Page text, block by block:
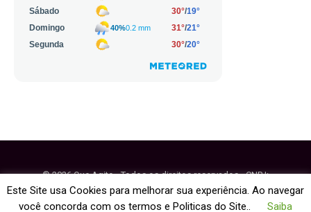
© 2026 Que Agito - Todos os direitos reservados - CNPJ:
64.884.270/0001-95
Este Site usa Cookies para melhorar sua experiência. Ao navegar
você concorda com os termos e Politicas do Site..
Saiba